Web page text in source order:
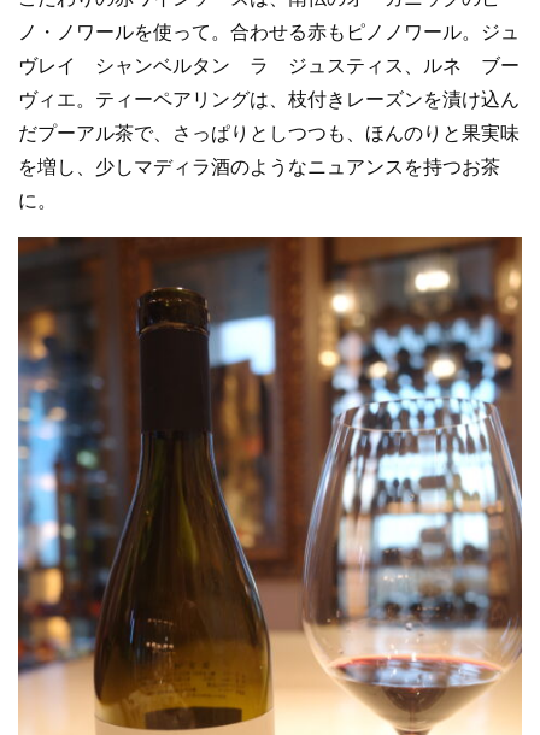
ノ・ノワールを使って。合わせる赤もピノノワール。ジュ
ヴレイ シャンベルタン ラ ジュスティス、ルネ ブー
ヴィエ。ティーペアリングは、枝付きレーズンを漬け込ん
だプーアル茶で、さっぱりとしつつも、ほんのりと果実味
を増し、少しマディラ酒のようなニュアンスを持つお茶
に。